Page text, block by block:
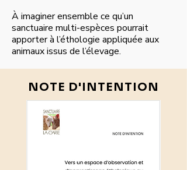
À imaginer ensemble ce qu’un
sanctuaire multi-espèces pourrait
apporter à l’éthologie appliquée aux
animaux issus de l’élevage.
NOTE D'INTENTION